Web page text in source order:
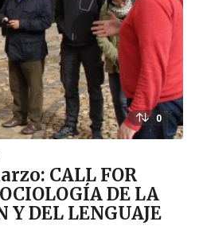
0
CALL FOR
DE LA
Y DEL LENGUAJE